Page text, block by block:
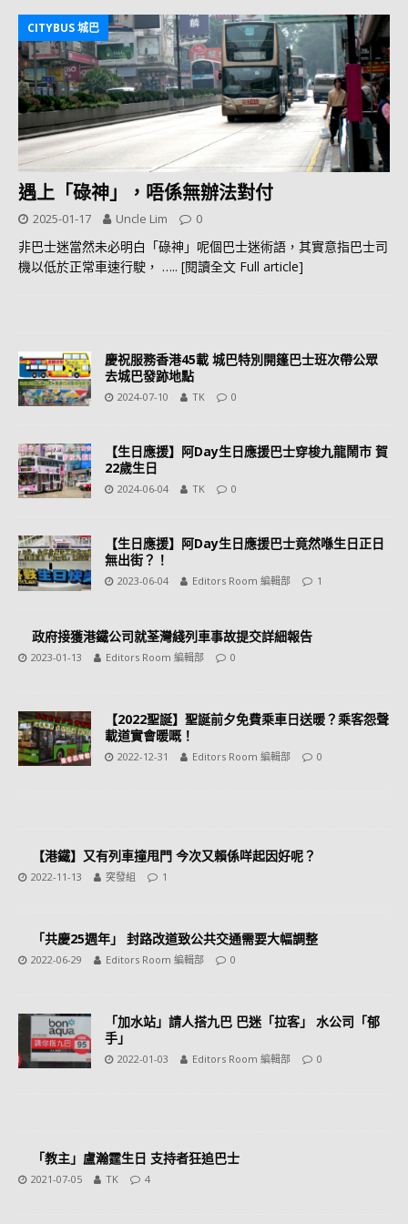
CITYBUS 城巴
遇上「碌神」，唔係無辦法對付
2025-01-17 Uncle Lim 0
非巴士迷當然未必明白「碌神」呢個巴士迷術語，其實意指巴士司
機以低於正常車速行駛， ….. [閱讀全文 Full article]
慶祝服務香港45載 城巴特別開篷巴士班次帶公眾
去城巴發跡地點
2024-07-10 TK 0
【生日應援】阿Day生日應援巴士穿梭九龍鬧市 賀
22歲生日
2024-06-04 TK 0
【生日應援】阿Day生日應援巴士竟然喺生日正日
無出街？！
2023-06-04 Editors Room 編輯部 1
政府接獲港鐵公司就荃灣綫列車事故提交詳細報告
2023-01-13 Editors Room 編輯部 0
【2022聖誕】聖誕前夕免費乘車日送暖？乘客怨聲
載道實會暖嘅！
2022-12-31 Editors Room 編輯部 0
【港鐵】又有列車撞甩門 今次又賴係咩起因好呢？
2022-11-13 突發組 1
「共慶25週年」 封路改道致公共交通需要大幅調整
2022-06-29 Editors Room 編輯部 0
「加水站」請人搭九巴 巴迷「拉客」 水公司「郁
手」
2022-01-03 Editors Room 編輯部 0
「教主」盧瀚霆生日 支持者狂追巴士
2021-07-05 TK 4